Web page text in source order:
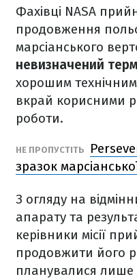
Фахівці NASA
продовження
марсіанського
невизначений
хорошим
вкрай корисними
роботи.
НЕ ПРОПУСТІТЬ
зразок
З огляду на
апарату та
керівники місії
продовжити його
планувалися лише